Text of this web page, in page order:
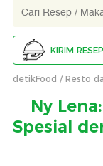
KIRIM RESEP
detikFood Resto
Ny
Spesial